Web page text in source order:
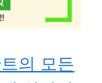
의 모든